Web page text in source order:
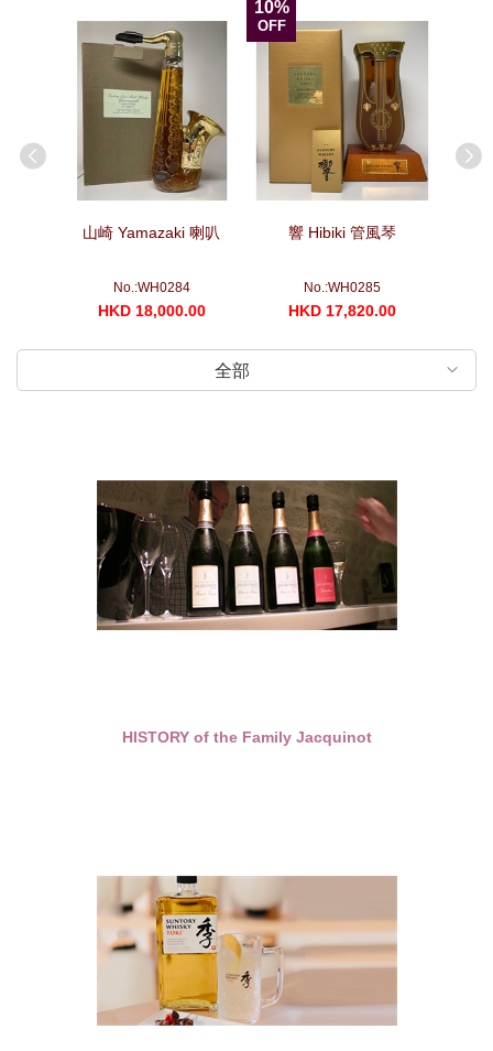
山崎 Yamazaki 喇叭
No.:WH0284
HKD 18,000.00
10%
OFF
響 Hibiki 管風琴
No.:WH0285
HKD 17,820.00
全部
HISTORY of the Family Jacquinot